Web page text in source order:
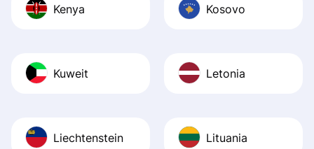
Kenya Kosovo
Kuweit Letonia
Liechtenstein Lituania